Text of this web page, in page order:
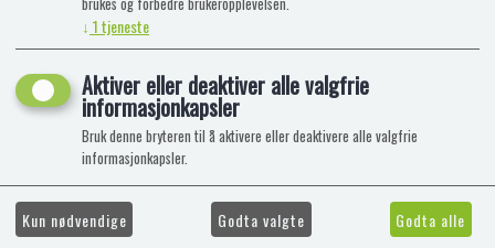
brukes og forbedre brukeropplevelsen.
↓ 1tjeneste
Aktiver eller deaktiver alle valgfrie
informasjonkapsler
Bruk denne bryteren til å aktivere eller deaktivere alle valgfrie
informasjonkapsler.
Kun nødvendige Godta valgte Godta alle